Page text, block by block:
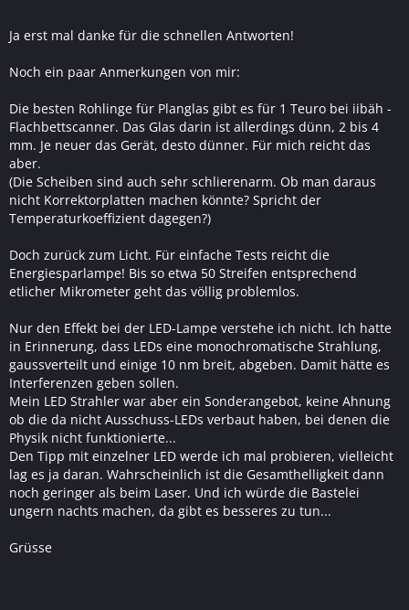
Ja erst mal danke für die schnellen Antworten!
Noch ein paar Anmerkungen von mir:
Die besten Rohlinge für Planglas gibt es für 1 Teuro bei iibäh -
Flachbettscanner. Das Glas darin ist allerdings dünn, 2 bis 4
mm. Je neuer das Gerät, desto dünner. Für mich reicht das
aber.
(Die Scheiben sind auch sehr schlierenarm. Ob man daraus
nicht Korrektorplatten machen könnte? Spricht der
Temperaturkoeffizient dagegen?)
Doch zurück zum Licht. Für einfache Tests reicht die
Energiesparlampe! Bis so etwa 50 Streifen entsprechend
etlicher Mikrometer geht das völlig problemlos.
Nur den Effekt bei der LED-Lampe verstehe ich nicht. Ich hatte
in Erinnerung, dass LEDs eine monochromatische Strahlung,
gaussverteilt und einige 10 nm breit, abgeben. Damit hätte es
Interferenzen geben sollen.
Mein LED Strahler war aber ein Sonderangebot, keine Ahnung
ob die da nicht Ausschuss-LEDs verbaut haben, bei denen die
Physik nicht funktionierte...
Den Tipp mit einzelner LED werde ich mal probieren, vielleicht
lag es ja daran. Wahrscheinlich ist die Gesamthelligkeit dann
noch geringer als beim Laser. Und ich würde die Bastelei
ungern nachts machen, da gibt es besseres zu tun...
Grüsse